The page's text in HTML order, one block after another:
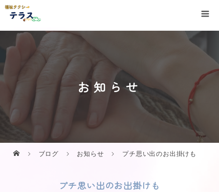
お知らせ
ブログ お知らせ プチ思い出のお出掛けも
プチ思い出のお出掛けも